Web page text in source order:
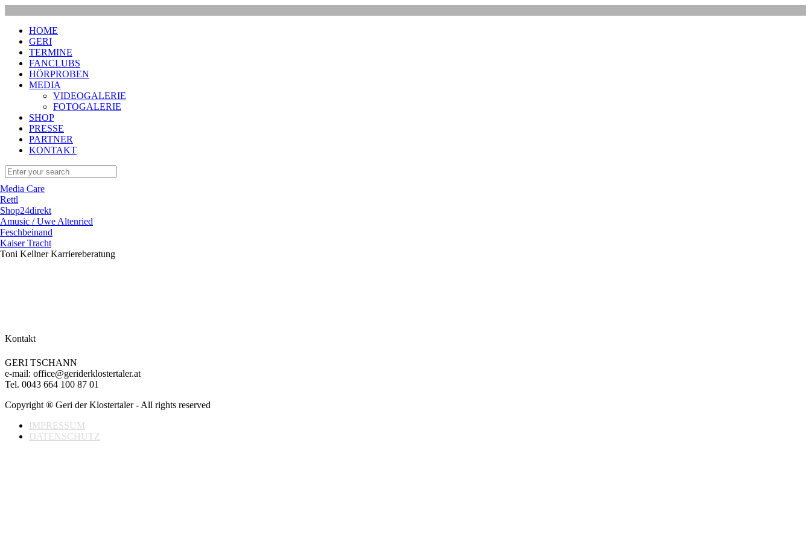
HOME
GERI
TERMINE
FANCLUBS
HÖRPROBEN
MEDIA
VIDEOGALERIE
FOTOGALERIE
SHOP
PRESSE
PARTNER
KONTAKT
Kontakt
GERI TSCHANN
e-mail: office@geriderklostertaler.at
Tel. 0043 664 100 87 01
Copyright ® Geri der Klostertaler - All rights reserved
IMPRESSUM
DATENSCHUTZ